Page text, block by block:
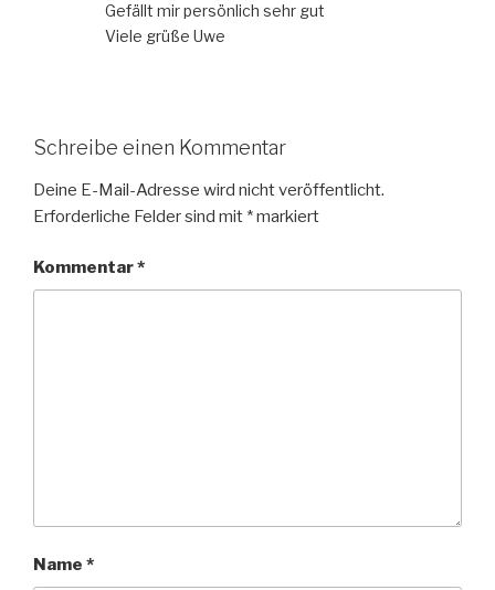
Gefällt mir persönlich sehr gut
Viele grüße Uwe
Schreibe einen Kommentar
Deine E-Mail-Adresse wird nicht veröffentlicht.
Erforderliche Felder sind mit *markiert
Kommentar*
Name *